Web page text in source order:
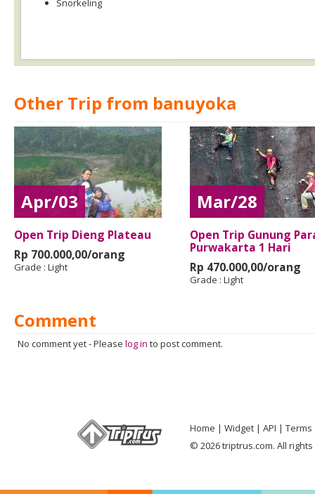
Snorkeling
Other Trip from banuyoka
Apr/03
Open Trip Dieng Plateau
Rp 700.000,00/orang
Grade : Light
Mar/28
Open Trip Gunung
Purwakarta 1 Hari
Rp 470.000,00/orang
Grade : Light
Comment
No comment yet-Please log in to post comment.
Home Widget API
Terms
© 2026 triptrus.com. All